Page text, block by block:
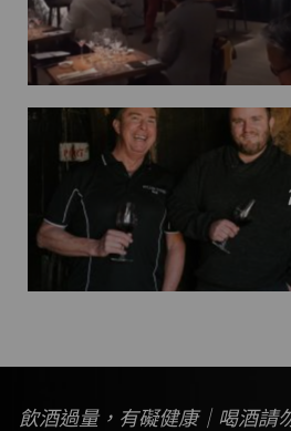
飲酒過量，有礙健康｜喝酒請